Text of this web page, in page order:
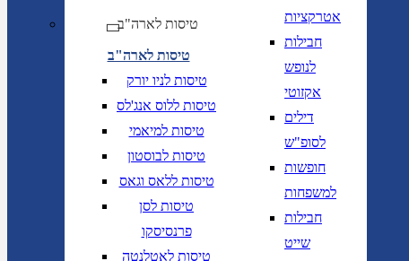
טיסות לארה"ב
טיסות לארה"ב
טיסות לניו יורק
טיסות ללוס אנג'לס
טיסות למיאמי
טיסות לבוסטון
טיסות ללאס וגאס
טיסות לסן
פרנסיסקו
טיסות לאטלנטה
אטרקציות
חבילות
לנופש
אקזוטי
דילים
לסופ"ש
חופשות
למשפחות
חבילות
שייט